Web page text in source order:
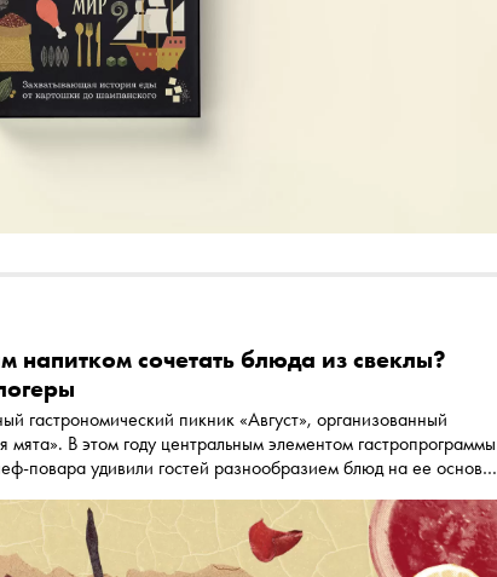
напитком сочетать блюда из свеклы?
гастрономический пикник «Август», организованный
В этом году центральным элементом гастропрограммы
повара удивили гостей разнообразием блюд на ее основе.
предложили лучшие сочетания